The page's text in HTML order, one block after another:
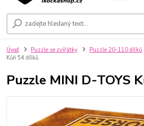
Úvod Puzzle se zvířátky Puzzle 20-110 dílků
Kůň 54 dílků
Puzzle MINI D-TOYS